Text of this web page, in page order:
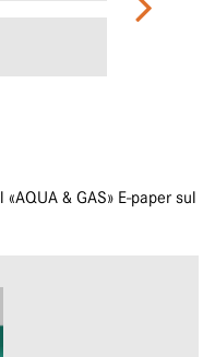
& GAS» E-paper sul